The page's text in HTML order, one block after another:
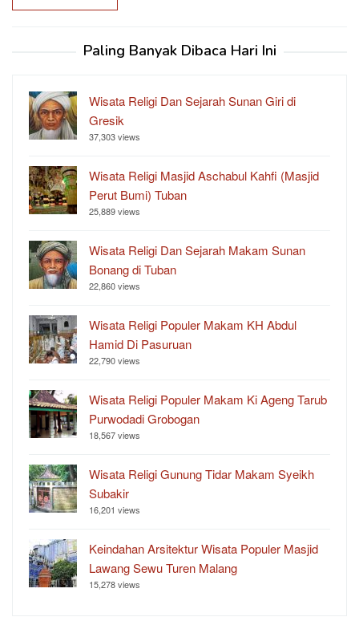
Paling Banyak Dibaca Hari Ini
Wisata Religi Dan Sejarah Sunan Giri di
Gresik
37,303 views
Wisata Religi Masjid Aschabul Kahfi (Masjid
Perut Bumi) Tuban
25,889 views
Wisata Religi Dan Sejarah Makam Sunan
Bonang di Tuban
22,860 views
Wisata Religi Populer Makam KH Abdul
Hamid Di Pasuruan
22,790 views
Wisata Religi Populer Makam Ki Ageng Tarub
Purwodadi Grobogan
18,567 views
Wisata Religi Gunung Tidar Makam Syeikh
Subakir
16,201 views
Keindahan Arsitektur Wisata Populer Masjid
Lawang Sewu Turen Malang
15,278 views